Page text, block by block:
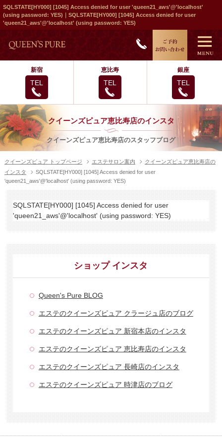
SQLSTATE[HY000] [1045] Access denied for user 'queen21_aws'@'localhost'
(using password: YES)｜SQLSTATE[HY000] [1045] Access denied for user
'queen21_aws'@'localhost' (using password: YES)
新宿
TEL
恵比寿
TEL
銀座
TEL
クイーンズピュア恵比寿店のインスタ
クイーンズピュア恵比寿店のスタッフブログ
クイーンズピュア トップページ エステサロン案内
クイーンズピュア恵比寿店の
インスタ
SQLSTATE[HY000] [1045] Access denied for user
'queen21_aws'@'localhost' (using password: YES)
SQLSTATE[HY000] [1045] Access denied for user
'queen21_aws'@'localhost' (using password: YES)
ショップ インスタ
Queen's Pure BLOG
エステのクイーンズピュア クラージュ店のブログ
エステのクイーンズピュア 新宿本店のインスタ
エステのクイーンズピュア 恵比寿店のインスタ
エステのクイーンズピュア 長崎店のインスタ
エステのクイーンズピュア 時津店のブログ